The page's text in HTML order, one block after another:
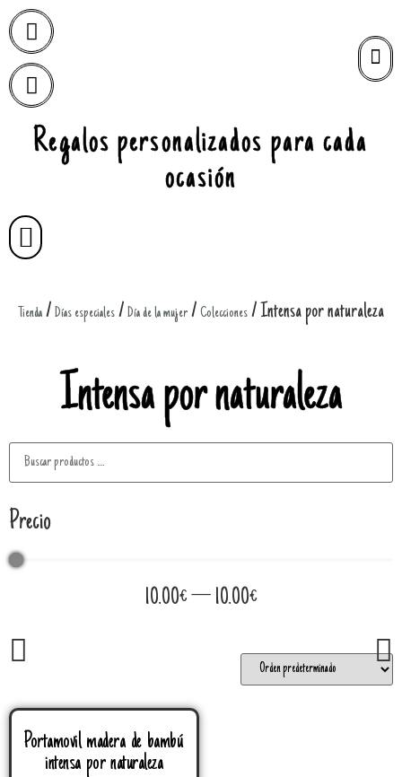
Regalos personalizados para cada
ocasión
Tienda / Días especiales / Día de la mujer / Colecciones / Intensa por naturaleza
Intensa por naturaleza
Precio
10.00€— 10.00€
Portamovil madera de bambú
intensa por naturaleza